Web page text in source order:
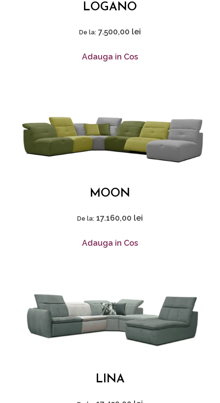
LOGANO
De la: 7.500,00 lei
Adauga in Cos
MOON
De la: 17.160,00 lei
Adauga in Cos
LINA